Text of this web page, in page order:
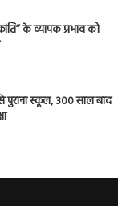
के व्यापक प्रभाव को
स्कूल, 300 साल बाद